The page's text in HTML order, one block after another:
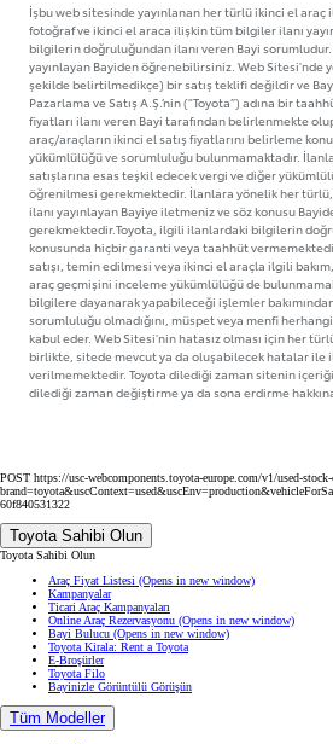
İşbu web sitesinde yayınlanan her türlü ikinci el araç
fotoğraf ve ikinci el araca ilişkin tüm bilgiler ilanı
bilgilerin doğruluğundan ilanı veren Bayi
yayınlayan Bayiden öğrenebilirsiniz. Web Sitesi'nde
şekilde belirtilmedikçe) bir satış teklifi değildir ve
Pazarlama ve Satış A.Ş.’nin ("Toyota”) adına bir
fiyatları ilanı veren Bayi tarafından belirlenmekte
araç/araçların ikinci el satış fiyatlarını belirleme
yükümlülüğü ve sorumluluğu bulunmamaktadır.
satışlarına esas teşkil edecek vergi ve diğer
öğrenilmesi gerekmektedir. İlanlara yönelik her
ilanı yayınlayan Bayiye iletmeniz ve söz konusu
gerekmektedir.Toyota, ilgili ilanlardaki bilgilerin
konusunda hiçbir garanti veya taahhüt
satışı, temin edilmesi veya ikinci el araçla ilgili
araç geçmişini inceleme yükümlülüğü de
bilgilere dayanarak yapabileceği işlemler
sorumluluğu olmadığını, müspet veya menfi
kabul eder. Web Sitesi'nin hatasız olması için her
birlikte, sitede mevcut ya da oluşabilecek hatalar
verilmemektedir. Toyota dilediği zaman sitenin
dilediği zaman değiştirme ya da sona erdirme
POST https://usc-webcomponents.toyota-europe.com/v1/used-
60f840531322
Toyota Sahibi Olun
Toyota Sahibi Olun
Araç Fiyat Listesi (Opens in new window)
Kampanyalar
Ticari Araç Kampanyaları
Online Araç Rezervasyonu (Opens in new window)
Bayi Bulucu (Opens in new window)
Toyota Kirala: Rent a Toyota
E-Broşürler
Toyota Filo
Bayinizle Görüntülü Görüşün
Tüm Modeller